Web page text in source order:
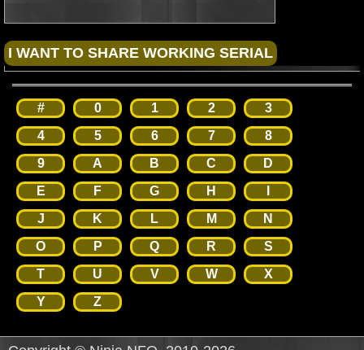
# 0 1 2
3
4
5 6 7
8
9
A B C
D
E
F G H
J
K L M
N
O
P Q R
S
T
U V W
X
Y
Z